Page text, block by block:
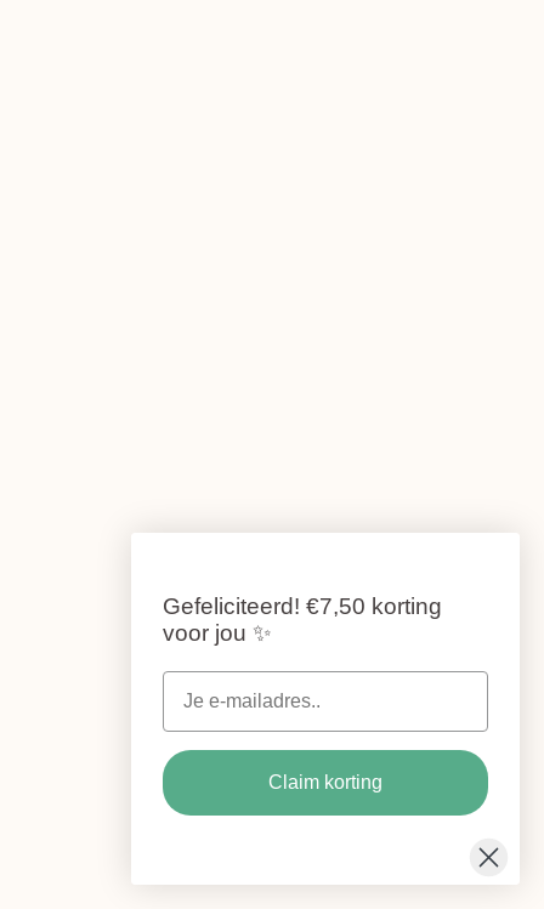
Gefeliciteerd! €7,50 korting
voor jou ✨
Claim korting